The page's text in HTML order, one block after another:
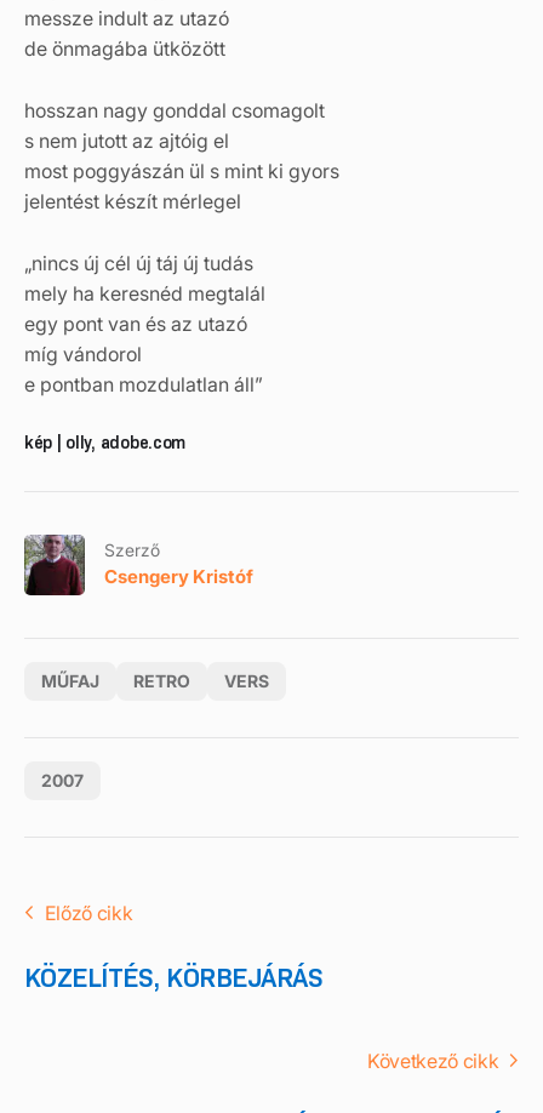
messze indult az utazó
de önmagába ütközött
hosszan nagy gonddal csomagolt
s nem jutott az ajtóig el
most poggyászán ül s mint ki gyors
jelentést készít mérlegel
„nincs új cél új táj új tudás
mely ha keresnéd megtalál
egy pont van és az utazó
míg vándorol
e pontban mozdulatlan áll”
kép | olly, adobe.com
Szerző
Csengery Kristóf
MŰFAJ RETRO VERS
2007
Előző cikk
KÖZELÍTÉS, KÖRBEJÁRÁS
Következő cikk